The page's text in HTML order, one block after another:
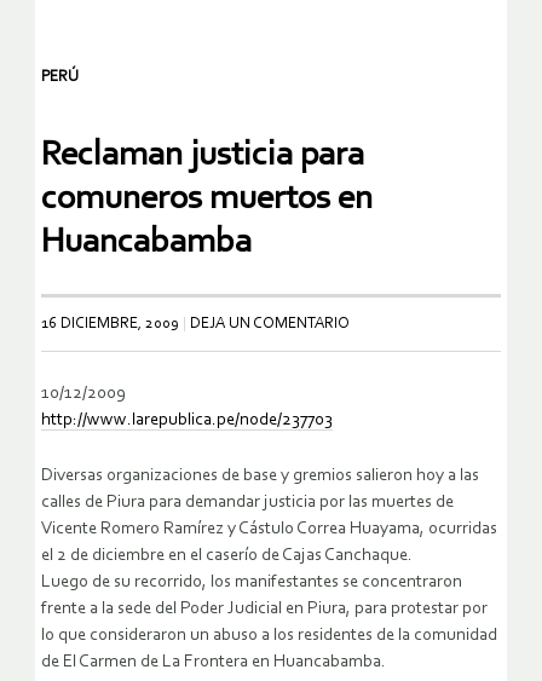
PERÚ
Reclaman justicia para
comuneros muertos en
Huancabamba
16 DICIEMBRE, 2009 DEJA UN COMENTARIO
10/12/2009
http://www.larepublica.pe/node/237703
Diversas organizaciones de base y gremios salieron hoy a las
calles de Piura para demandar justicia por las muertes de
Vicente Romero Ramírez y Cástulo Correa Huayama, ocurridas
el 2 de diciembre en el caserío de Cajas Canchaque.
Luego de su recorrido, los manifestantes se concentraron
frente a la sede del Poder Judicial en Piura, para protestar por
lo que consideraron un abuso a los residentes de la comunidad
de El Carmen de La Frontera en Huancabamba.